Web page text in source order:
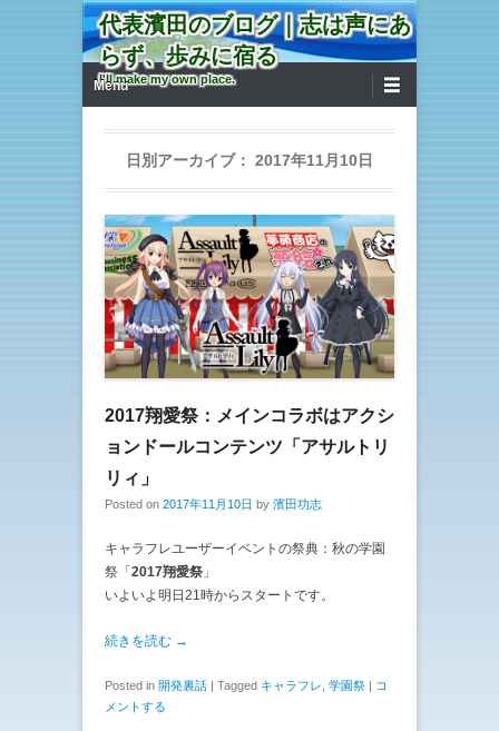
代表濱田のブログ｜志は声にあ
らず、歩みに宿る
I'll make my own place.
第1メニュー
コンテンツへ移動
Menu
日別アーカイブ： 2017年11月10日
2017翔愛祭：メインコラボはアクシ
ョンドールコンテンツ「アサルトリ
リィ」
Posted on 2017年11月10日 by 濱田功志
キャラフレユーザーイベントの祭典：秋の学園
祭「 2017翔愛祭 」
いよいよ明日21時からスタートです。
続きを読む →
Posted in 開発裏話 | Tagged キャラフレ 学園祭 | コ
メントする